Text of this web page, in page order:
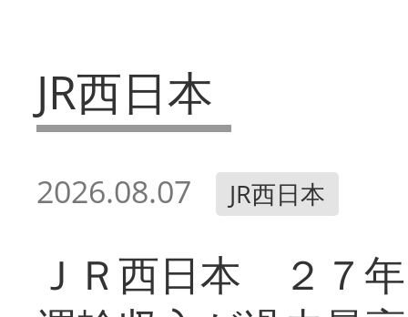
JR西日本
2026.08.07 JR西日本
ＪＲ西日本 ２７